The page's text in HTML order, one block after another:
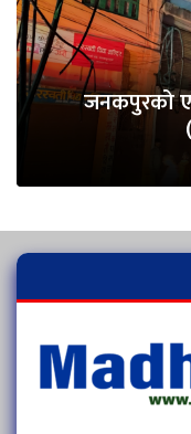
जनकपुरको